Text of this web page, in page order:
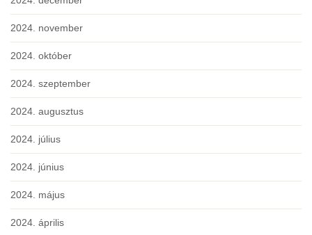
2024. november
2024. október
2024. szeptember
2024. augusztus
2024. július
2024. június
2024. május
2024. április